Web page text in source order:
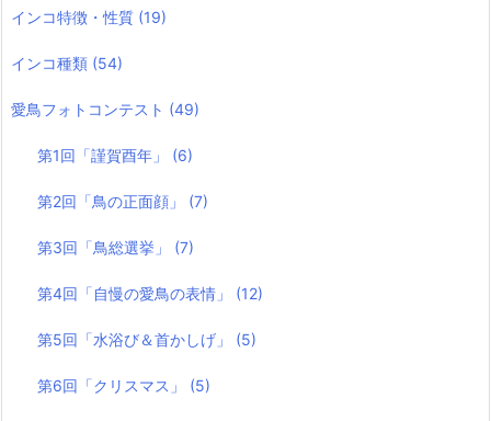
インコ特徴・性質 (19)
インコ種類 (54)
愛鳥フォトコンテスト (49)
第1回「謹賀酉年」 (6)
第2回「鳥の正面顔」 (7)
第3回「鳥総選挙」 (7)
第4回「自慢の愛鳥の表情」 (12)
第5回「水浴び＆首かしげ」 (5)
第6回「クリスマス」 (5)